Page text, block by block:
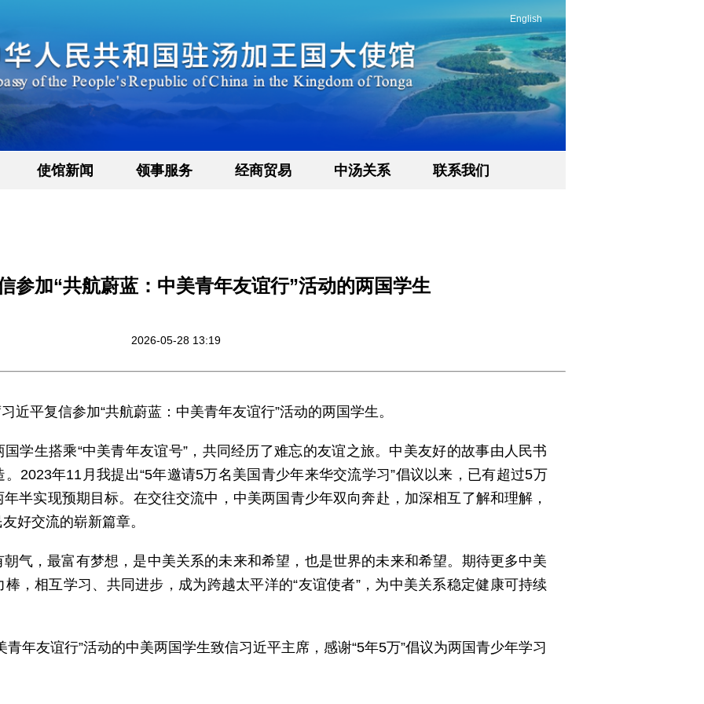
English
使馆新闻 领事服务 经商贸易 中汤关系 联系我们
参加“共航蔚蓝：中美青年友谊行”活动的两国学生
2026-05-28 13:19
近平复信参加“共航蔚蓝：中美青年友谊行”活动的两国学生。
学生搭乘“中美青年友谊号”，共同经历了难忘的友谊之旅。中美友好的故事由人民书
2023年11月我提出“5年邀请5万名美国青少年来华交流学习”倡议以来，已有超过5万
半实现预期目标。在交往交流中，中美两国青少年双向奔赴，加深相互了解和理解，
好交流的崭新篇章。
气，最富有梦想，是中美关系的未来和希望，也是世界的未来和希望。期待更多中美
，相互学习、共同进步，成为跨越太平洋的“友谊使者”，为中美关系稳定健康可持续
青年友谊行”活动的中美两国学生致信习近平主席，感谢“5年5万”倡议为两国青少年学习